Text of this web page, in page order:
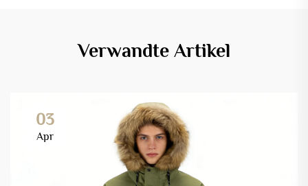
Verwandte Artikel
03
Apr